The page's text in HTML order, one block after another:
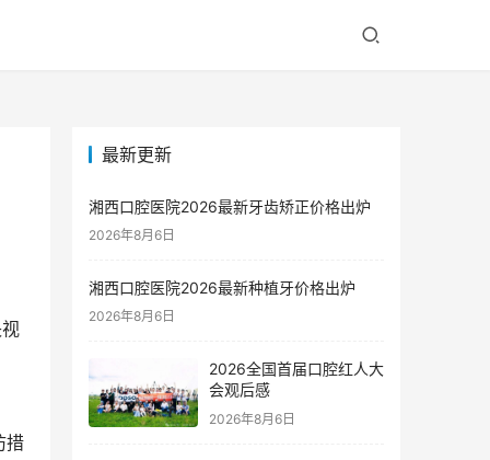
措
最新更新
湘西口腔医院2026最新牙齿矫正价格出炉
2026年8月6日
湘西口腔医院2026最新种植牙价格出炉
2026年8月6日
2026全国首届口腔红人大
会观后感
2026年8月6日